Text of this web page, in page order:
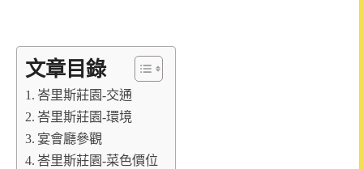
文章目錄
峇里斯莊園-交通
峇里斯莊園-環境
宴會廳參觀
峇里斯莊園-菜色價位